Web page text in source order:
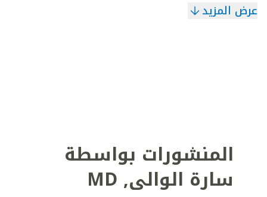
عرض المزيد
المنشورات بواسطة
سارة الوالى,
MD